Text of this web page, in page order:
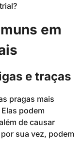
em
e traças
pragas mais
podem
de causar
sua vez, podem